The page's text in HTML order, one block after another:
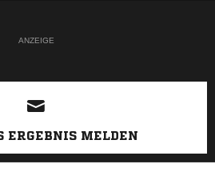
ANZEIGE
ERGEBNIS MELDEN